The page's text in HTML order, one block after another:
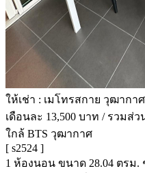
ให้เช่า : เมโทรสกาย วุฒากาศ
เดือนละ 13,500 บาท / รวมส่ว
ใกล้ BTS วุฒากาศ
[ s2524 ]
1 ห้องนอน ขนาด 28.04 ตรม.